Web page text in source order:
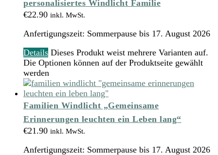
personalisiertes Windlicht Familie
€22.90 inkl. MwSt.
Anfertigungszeit: Sommerpause bis 17. August 2026
Details Dieses Produkt weist mehrere Varianten auf.
Die Optionen können auf der Produktseite gewählt
werden
Familien Windlicht „Gemeinsame
Erinnerungen leuchten ein Leben lang“
€21.90 inkl. MwSt.
Anfertigungszeit: Sommerpause bis 17. August 2026